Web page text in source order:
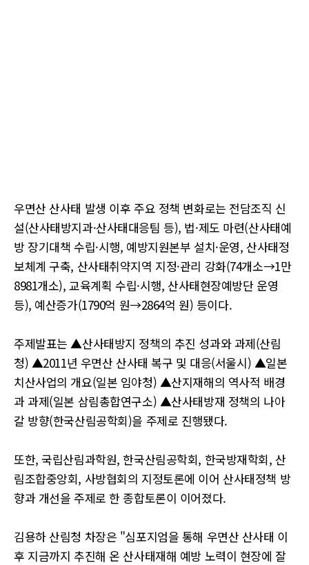
우면산 산사태 발생 이후 주요 정책 변화로는 전담조직 신
설(산사태방지과·산사태대응팀 등), 법·제도 마련(산사태예
방 장기대책 수립·시행, 예방지원본부 설치·운영, 산사태정
보체계 구축, 산사태취약지역 지정·관리 강화(74개소→1만
8981개소), 교육계획 수립·시행, 산사태현장예방단 운영
등), 예산증가(1790억 원→2864억 원) 등이다.
주제발표는 ▲산사태방지 정책의 추진 성과와 과제(산림
청) ▲2011년 우면산 산사태 복구 및 대응(서울시) ▲일본
치산사업의 개요(일본 임야청) ▲산지재해의 역사적 배경
과 과제(일본 삼림총합연구소) ▲산사태방재 정책의 나아
갈 방향(한국산림공학회)을 주제로 진행됐다.
또한, 국립산림과학원, 한국산림공학회, 한국방재학회, 산
림조합중앙회, 사방협회의 지정토론에 이어 산사태정책 방
향과 개선을 주제로 한 종합토론이 이어졌다.
김용하 산림청 차장은 "심포지엄을 통해 우면산 산사태 이
후 지금까지 추진해 온 산사태재해 예방 노력이 현장에 잘